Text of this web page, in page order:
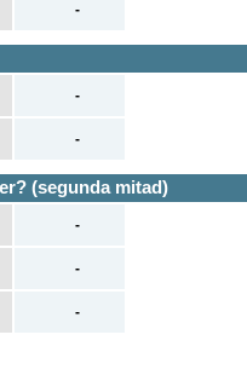
-
-
-
(segunda mitad)
-
-
-